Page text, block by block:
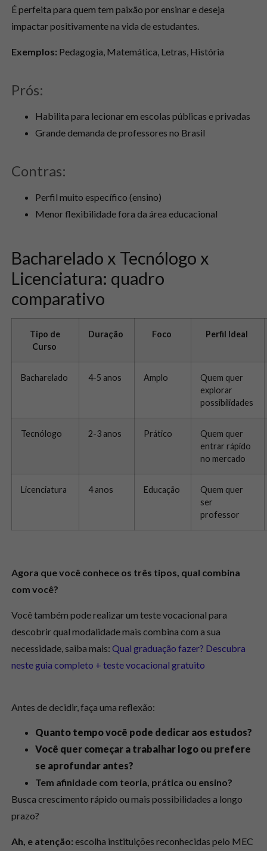
É perfeita para quem tem paixão por ensinar e deseja
impactar positivamente na vida de estudantes.
Exemplos: Pedagogia, Matemática, Letras, História
Prós:
Habilita para lecionar em escolas públicas e privadas
Grande demanda de professores no Brasil
Contras:
Perfil muito específico (ensino)
Menor flexibilidade fora da área educacional
Bacharelado x Tecnólogo x
Licenciatura: quadro
comparativo
Tipo de
Curso
Duração Foco Perfil Ideal
Bacharelado 4-5 anos Amplo
Quem quer
explorar
possibilidades
Tecnólogo 2-3 anos Prático
Quem quer
entrar rápido
no mercado
Licenciatura 4 anos Educação
Quem quer
ser
professor
Agora que você conhece os três tipos, qual combina
com você?
Você também pode realizar um teste vocacional para
descobrir qual modalidade mais combina com a sua
necessidade, saiba mais: Qual graduação fazer? Descubra
neste guia completo + teste vocacional gratuito
Antes de decidir, faça uma reflexão:
Quanto tempo você pode dedicar aos estudos?
Você quer começar a trabalhar logo ou prefere
se aprofundar antes?
Tem afinidade com teoria, prática ou ensino?
Busca crescimento rápido ou mais possibilidades a longo
prazo?
Ah, e atenção: escolha instituições reconhecidas pelo MEC